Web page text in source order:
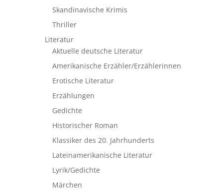
Skandinavische Krimis
Thriller
Literatur
Aktuelle deutsche Literatur
Amerikanische Erzähler/Erzählerinnen
Erotische Literatur
Erzählungen
Gedichte
Historischer Roman
Klassiker des 20. Jahrhunderts
Lateinamerikanische Literatur
Lyrik/Gedichte
Märchen